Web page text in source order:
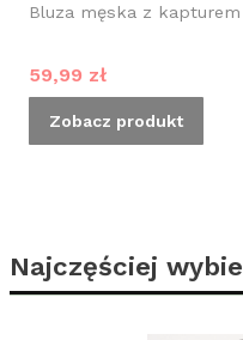
Bluza męska z
Cena promocyjna
59,99 zł
Zobacz produkt
Najczęściej